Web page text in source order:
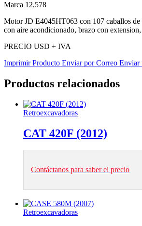
Marca 12,578
Motor JD E4045HT063 con 107 caballos de
con aire acondicionado, brazo con
PRECIO USD + IVA
Imprimir Producto Enviar por Correo Enviar
Productos relacionados
Retroexcavadoras
CAT 420F (2012)
Contáctanos para saber el precio
Retroexcavadoras